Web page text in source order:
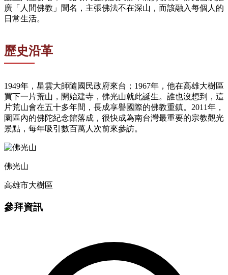
廣「人間佛教」聞名，主張佛法不在深山，而該融入每個人的
日常生活。
歷史沿革
1949年，星雲大師隨國民政府來台；1967年，他在高雄大樹區
買下一片荒山，開始建寺，佛光山就此誕生。誰也沒想到，這
片荒山會在五十多年間，長成享譽國際的佛教重鎮。2011年，
園區內的佛陀紀念館落成，很快成為南台灣最重要的宗教觀光
景點，每年吸引數百萬人次前來參訪。
佛光山
高雄市大樹區
參拜資訊